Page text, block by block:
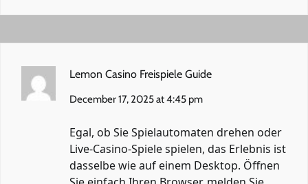
Lemon Casino Freispiele Guide
December 17, 2025 at 4:45 pm
Egal, ob Sie Spielautomaten drehen oder
Live-Casino-Spiele spielen, das Erlebnis ist
dasselbe wie auf einem Desktop. Öffnen